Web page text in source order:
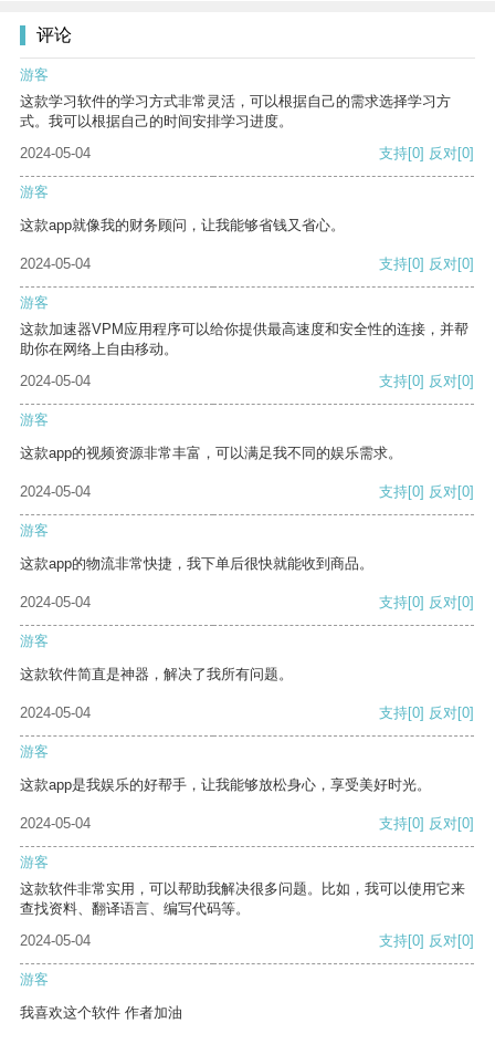
评论
游客
这款学习软件的学习方式非常灵活，可以根据自己的需求选择学习方
式。我可以根据自己的时间安排学习进度。
2024-05-04
支持[0] 反对[0]
游客
这款app就像我的财务顾问，让我能够省钱又省心。
2024-05-04 支持[0] 反对[0]
游客
这款加速器VPM应用程序可以给你提供最高速度和安全性的连接，并帮
助你在网络上自由移动。
2024-05-04
支持[0] 反对[0]
游客
这款app的视频资源非常丰富，可以满足我不同的娱乐需求。
2024-05-04 支持[0] 反对[0]
游客
这款app的物流非常快捷，我下单后很快就能收到商品。
2024-05-04 支持[0] 反对[0]
游客
这款软件简直是神器，解决了我所有问题。
2024-05-04 支持[0] 反对[0]
游客
这款app是我娱乐的好帮手，让我能够放松身心，享受美好时光。
2024-05-04 支持[0] 反对[0]
游客
这款软件非常实用，可以帮助我解决很多问题。比如，我可以使用它来
查找资料、翻译语言、编写代码等。
2024-05-04
支持[0] 反对[0]
游客
我喜欢这个软件 作者加油